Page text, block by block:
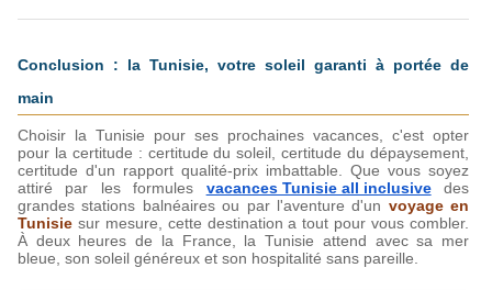
Conclusion : la Tunisie, votre soleil garanti à portée de
main
Choisir la Tunisie pour ses prochaines vacances, c'est opter
pour la certitude : certitude du soleil, certitude du dépaysement,
certitude d'un rapport qualité-prix imbattable. Que vous soyez
attiré par les formules vacances Tunisie all inclusive des
grandes stations balnéaires ou par l'aventure d'un voyage en
Tunisie sur mesure, cette destination a tout pour vous combler.
À deux heures de la France, la Tunisie attend avec sa mer
bleue, son soleil généreux et son hospitalité sans pareille.